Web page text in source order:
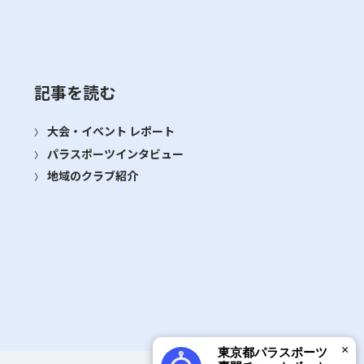
記事を読む
大会・イベント レポート
パラスポーツインタビュー
地域のクラブ紹介
東京都パラスポーツ
×